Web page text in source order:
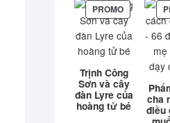
PROMOPRODUIT
EN
Trịnh Công
Sơn và cây
đàn Lyre của
hoàng tử bé
cha
điều